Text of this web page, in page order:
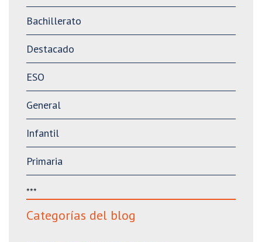
Bachillerato
Destacado
ESO
General
Infantil
Primaria
***
Categorías del blog